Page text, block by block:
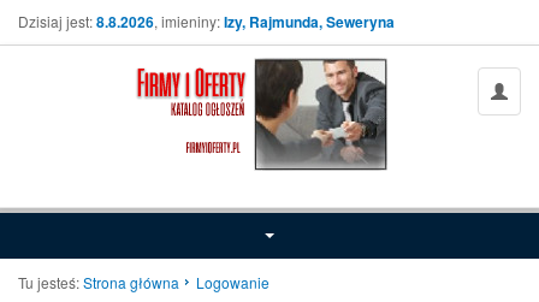
Dzisiaj jest:8.8.2026, imieniny:Izy, Rajmunda, Seweryna
Tu jesteś:Strona główna Logowanie